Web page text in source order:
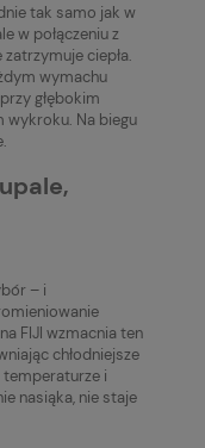
tak samo jak w
w połączeniu z
ciepła.
wymachu
głębokim
wykroku. Na biegu
– i
FIJI wzmacnia ten
chłodniejsze
i
nasiąka, nie staje